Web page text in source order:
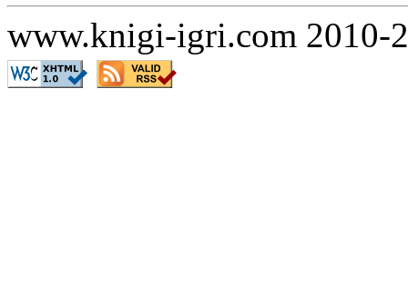
www.knigi-igri.com 2010-